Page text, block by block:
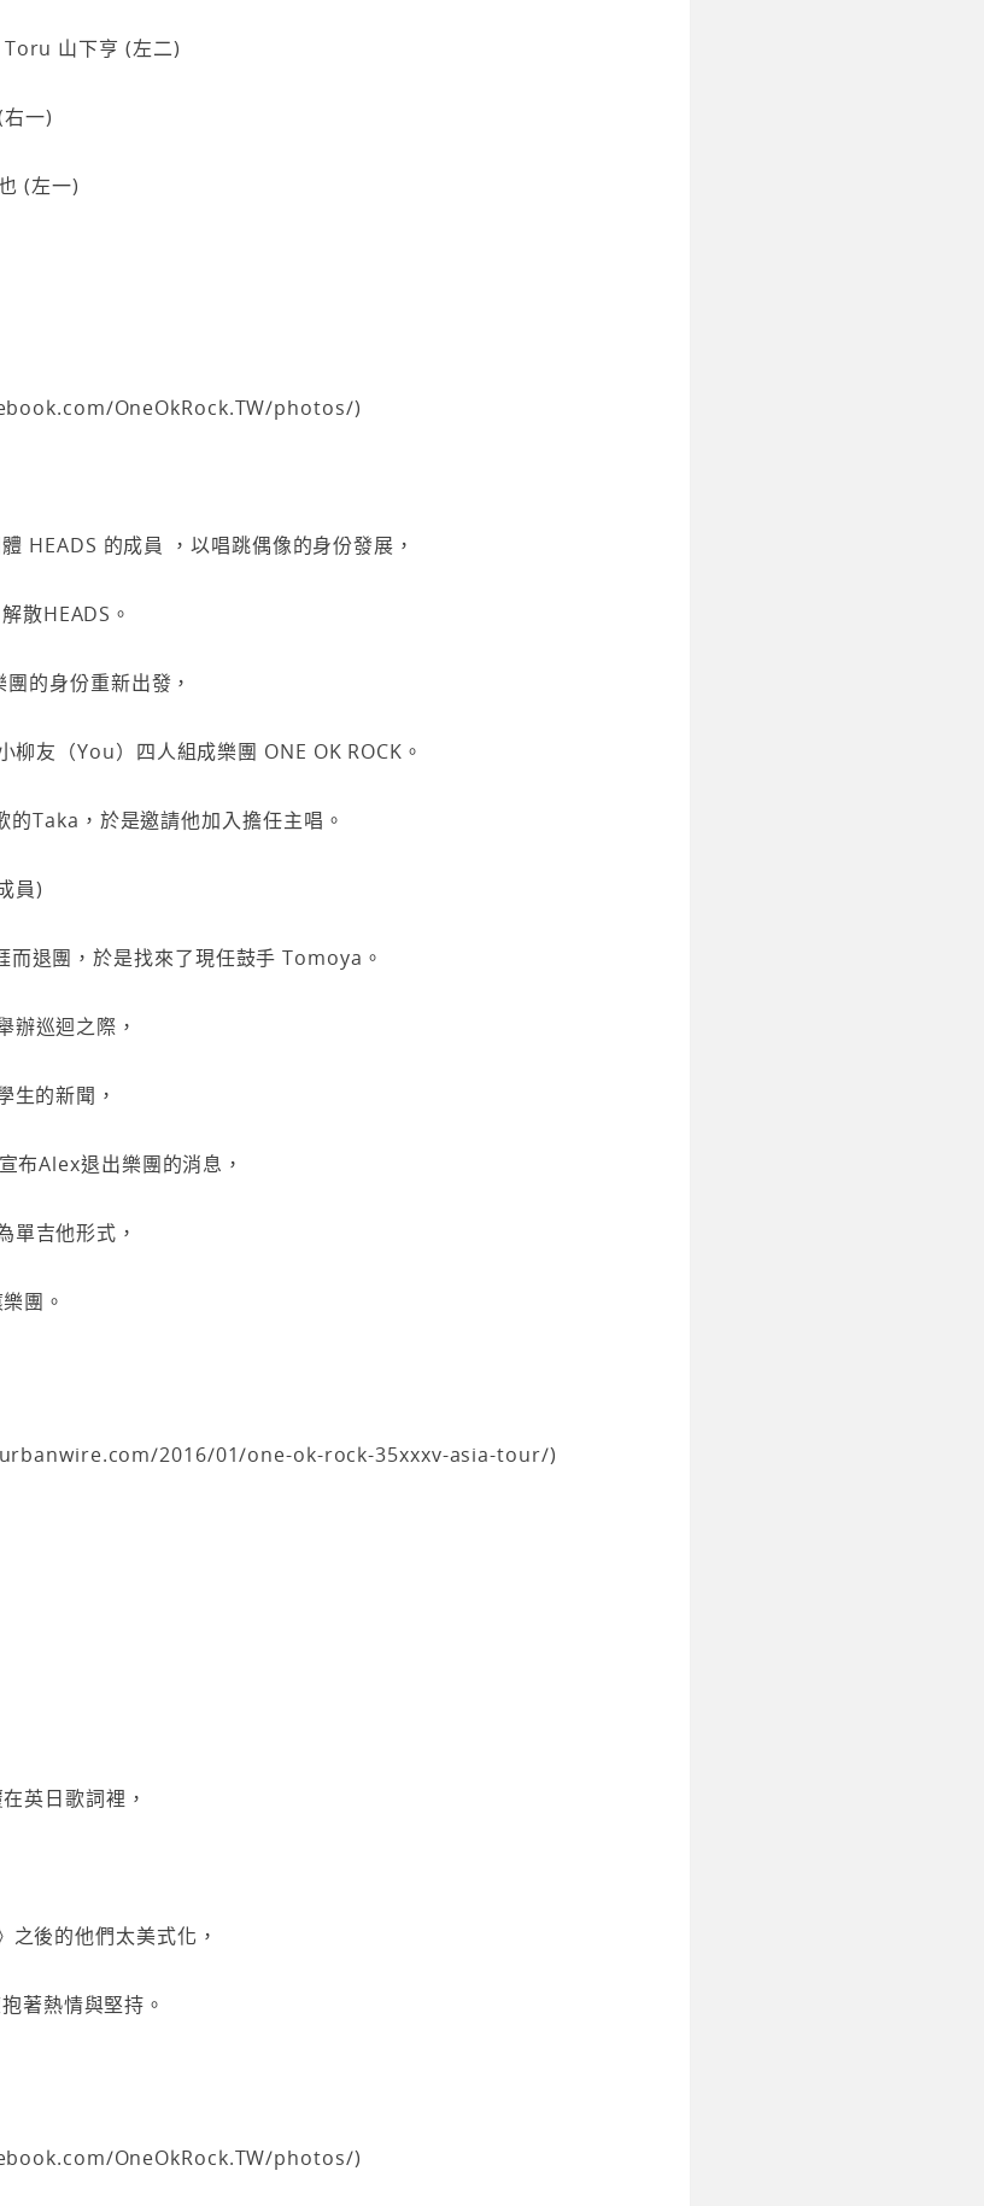
山下亨 (左二)
一)
(左一)
OneOkRock.TW/photos/)
HEADS 的成員 ，以唱跳偶像的身份發展，
散HEADS。
的身份重新出發，
友（You）四人組成樂團 ONE OK ROCK。
Taka，於是邀請他加入擔任主唱。
員)
退團，於是找來了現任鼓手 Tomoya。
辦巡迴之際，
生的新聞，
布Alex退出樂團的消息，
單吉他形式，
團。
2016/01/one-ok-rock-35xxxv-asia-tour/)
英日歌詞裡，
後的他們太美式化，
著熱情與堅持。
OneOkRock.TW/photos/)